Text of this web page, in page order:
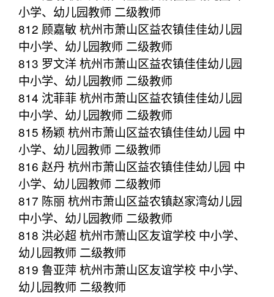
小学、幼儿园教师 二级教师
812 顾嘉敏 杭州市萧山区益农镇佳佳幼儿园
中小学、幼儿园教师 二级教师
813 罗文洋 杭州市萧山区益农镇佳佳幼儿园
中小学、幼儿园教师 二级教师
814 沈菲菲 杭州市萧山区益农镇佳佳幼儿园
中小学、幼儿园教师 二级教师
815 杨颖 杭州市萧山区益农镇佳佳幼儿园 中
小学、幼儿园教师 二级教师
816 赵丹 杭州市萧山区益农镇佳佳幼儿园 中
小学、幼儿园教师 二级教师
817 陈丽 杭州市萧山区益农镇赵家湾幼儿园
中小学、幼儿园教师 二级教师
818 洪必超 杭州市萧山区友谊学校 中小学、
幼儿园教师 二级教师
819 鲁亚萍 杭州市萧山区友谊学校 中小学、
幼儿园教师 二级教师